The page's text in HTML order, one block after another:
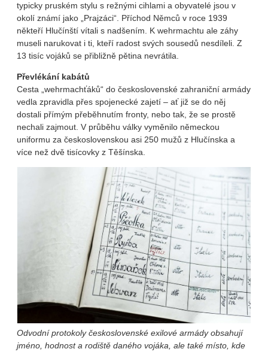
typicky pruském stylu s režnými cihlami a obyvatelé jsou v
okolí známí jako „Prajzáci“. Příchod Němců v roce 1939
někteří Hlučínští vítali s nadšením. K wehrmachtu ale záhy
museli narukovat i ti, kteří radost svých sousedů nesdíleli. Z
13 tisíc vojáků se přibližně pětina nevrátila.
Převlékání kabátů
Cesta „wehrmachťáků“ do československé zahraniční armády
vedla zpravidla přes spojenecké zajetí – ať již se do něj
dostali přímým přeběhnutím fronty, nebo tak, že se prostě
nechali zajmout. V průběhu války vyměnilo německou
uniformu za československou asi 250 mužů z Hlučínska a
více než dvě tisícovky z Těšínska.
Odvodní protokoly československé exilové armády obsahují
jméno, hodnost a rodiště daného vojáka, ale také místo, kde